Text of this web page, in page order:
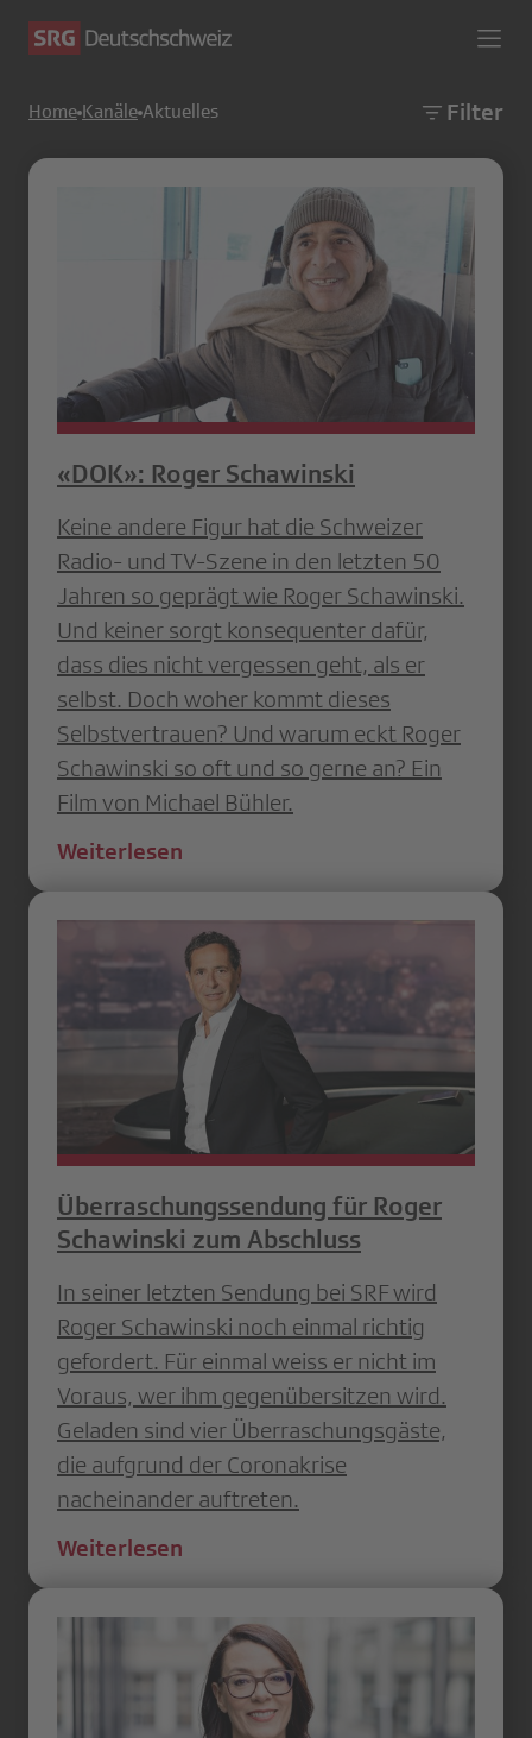
Home Kanäle Aktuelles Filter
«DOK»: Roger Schawinski
Keine andere Figur hat die Schweizer
Radio- und TV-Szene in den letzten 50
Jahren so geprägt wie Roger Schawinski.
Und keiner sorgt konsequenter dafür,
dass dies nicht vergessen geht, als er
selbst. Doch woher kommt dieses
Selbstvertrauen? Und warum eckt Roger
Schawinski so oft und so gerne an? Ein
Film von Michael Bühler.
Weiterlesen
Überraschungssendung für Roger
Schawinski zum Abschluss
In seiner letzten Sendung bei SRF wird
Roger Schawinski noch einmal richtig
gefordert. Für einmal weiss er nicht im
Voraus, wer ihm gegenübersitzen wird.
Geladen sind vier Überraschungsgäste,
die aufgrund der Coronakrise
nacheinander auftreten.
Weiterlesen